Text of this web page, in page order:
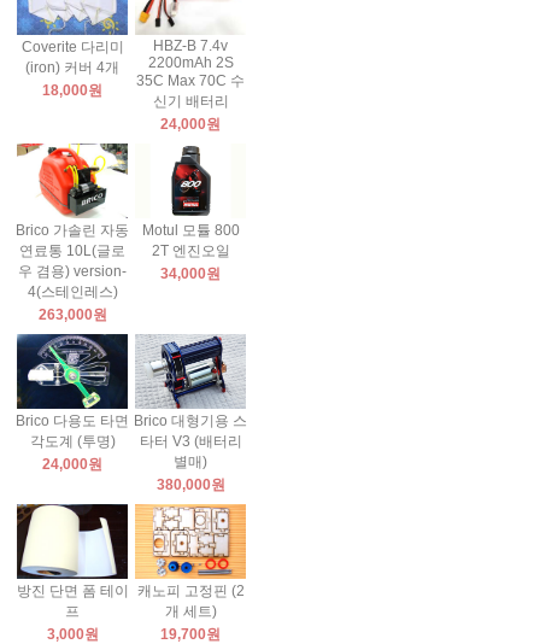
Coverite 다리미
(iron) 커버 4개
18,000원
HBZ-B 7.4v
2200mAh 2S
35C Max 70C 수
신기 배터리
24,000원
Brico 가솔린 자동
연료통 10L(글로
우 겸용) version-
4(스테인레스)
263,000원
Motul 모튤 800
2T 엔진오일
34,000원
Brico 다용도 타면
각도계 (투명)
24,000원
Brico 대형기용 스
타터 V3 (배터리
별매)
380,000원
방진 단면 폼 테이
프
3,000원
캐노피 고정핀 (2
개 세트)
19,700원